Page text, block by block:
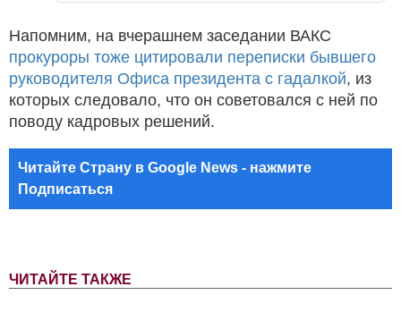
ЧИТАЙТЕ ТАКЖЕ
Напомним, на вчерашнем заседании ВАКС
прокуроры тоже цитировали переписки бывшего
руководителя Офиса президента с гадалкой, из
которых следовало, что он советовался с ней по
поводу кадровых решений.
Читайте Страну в Google News - нажмите
Подписаться